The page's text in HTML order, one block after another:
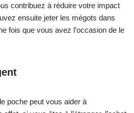
contribuez à réduire votre impact
ensuite jeter les mégots dans
fois que vous avez l’occasion de le
poche peut vous aider à